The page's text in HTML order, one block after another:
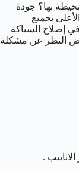
بها؟ جودة
بجميع
إصلاح السباكة
النظر عن مشكلة
.